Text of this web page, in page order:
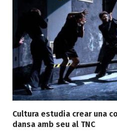
Cultura estudia crear una
dansa amb seu al TNC